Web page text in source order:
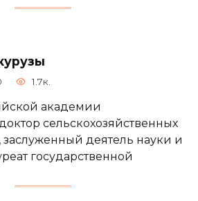
1.7к.
академии
сельскохозяйственных
заслуженный деятель науки и
государственной